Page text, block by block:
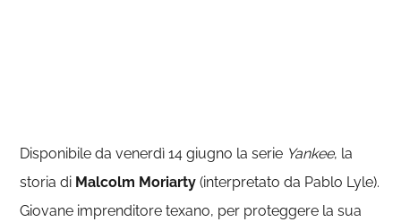
Disponibile da venerdì 14 giugno la serie Yankee, la
storia di Malcolm Moriarty (interpretato da Pablo Lyle).
Giovane imprenditore texano, per proteggere la sua